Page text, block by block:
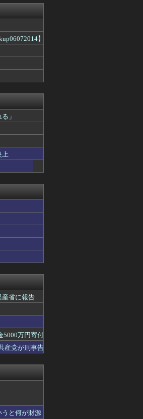
ゃ...
め...
る
！
ネ...
...
...
】
」
上
産省に報告
5000万円寄付
産党が刑事告
うと何が財源